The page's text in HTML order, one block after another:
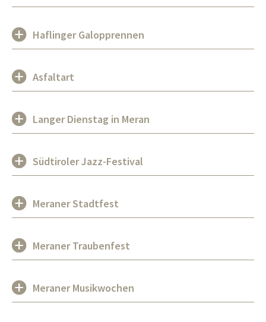
Haflinger Galopprennen
Asfaltart
Langer Dienstag in Meran
Südtiroler Jazz-Festival
Meraner Stadtfest
Meraner Traubenfest
Meraner Musikwochen